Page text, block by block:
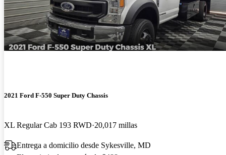
2021 Ford F-550 Super Duty Chassis
XL Regular Cab 193 RWD 20,017 millas
Entrega a domicilio desde Sykesville, MD